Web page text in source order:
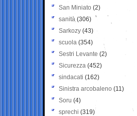
San Miniato (2)
sanità (306)
Sarkozy (43)
scuola (354)
Sestri Levante (2)
Sicurezza (452)
sindacati (162)
Sinistra arcobaleno (11)
Soru (4)
sprechi (319)